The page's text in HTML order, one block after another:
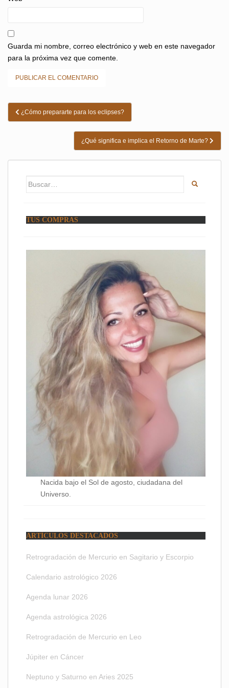
Guarda mi nombre, correo electrónico y web en este navegador
para la próxima vez que comente.
Navegación
de
¿Cómo prepararte para los eclipses?
¿Qué significa e implica el Retorno de Marte?
Buscar:
TUS COMPRAS
Nacida bajo el Sol de agosto, ciudadana del
Universo.
ARTÍCULOS DESTACADOS
Retrogradación de Mercurio en Sagitario y Escorpio
Calendario astrológico 2026
Agenda lunar 2026
Agenda astrológica 2026
Retrogradación de Mercurio en Leo
Júpiter en Cáncer
Neptuno y Saturno en Aries 2025